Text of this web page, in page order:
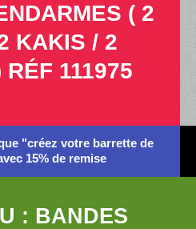
( 2
KAKIS / 2
RÉF 111975
"créez votre barrette de
15% de remise
: BANDES